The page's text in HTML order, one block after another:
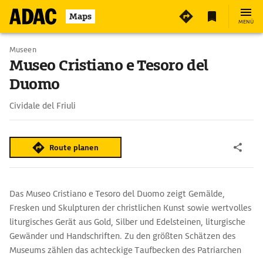
Maps MENÜ
Museen
Museo Cristiano e Tesoro del
Duomo
Cividale del Friuli
Route planen
Das Museo Cristiano e Tesoro del Duomo zeigt Gemälde,
Fresken und Skulpturen der christlichen Kunst sowie wertvolles
liturgisches Gerät aus Gold, Silber und Edelsteinen, liturgische
Gewänder und Handschriften. Zu den größten Schätzen des
Museums zählen das achteckige Taufbecken des Patriarchen